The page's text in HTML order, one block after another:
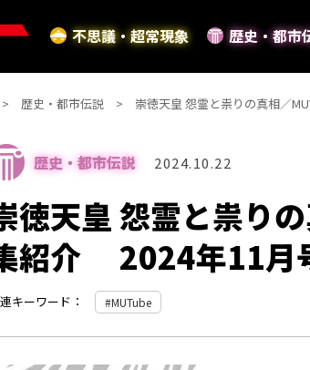
不思議・超常現象 歴史・都市
歴史・都市伝説 崇徳天皇 怨霊と祟りの真相／
歴史・都市伝説 2024.10.22
徳天皇 怨霊と祟り
紹介 2024年11月
キーワード： MUTube